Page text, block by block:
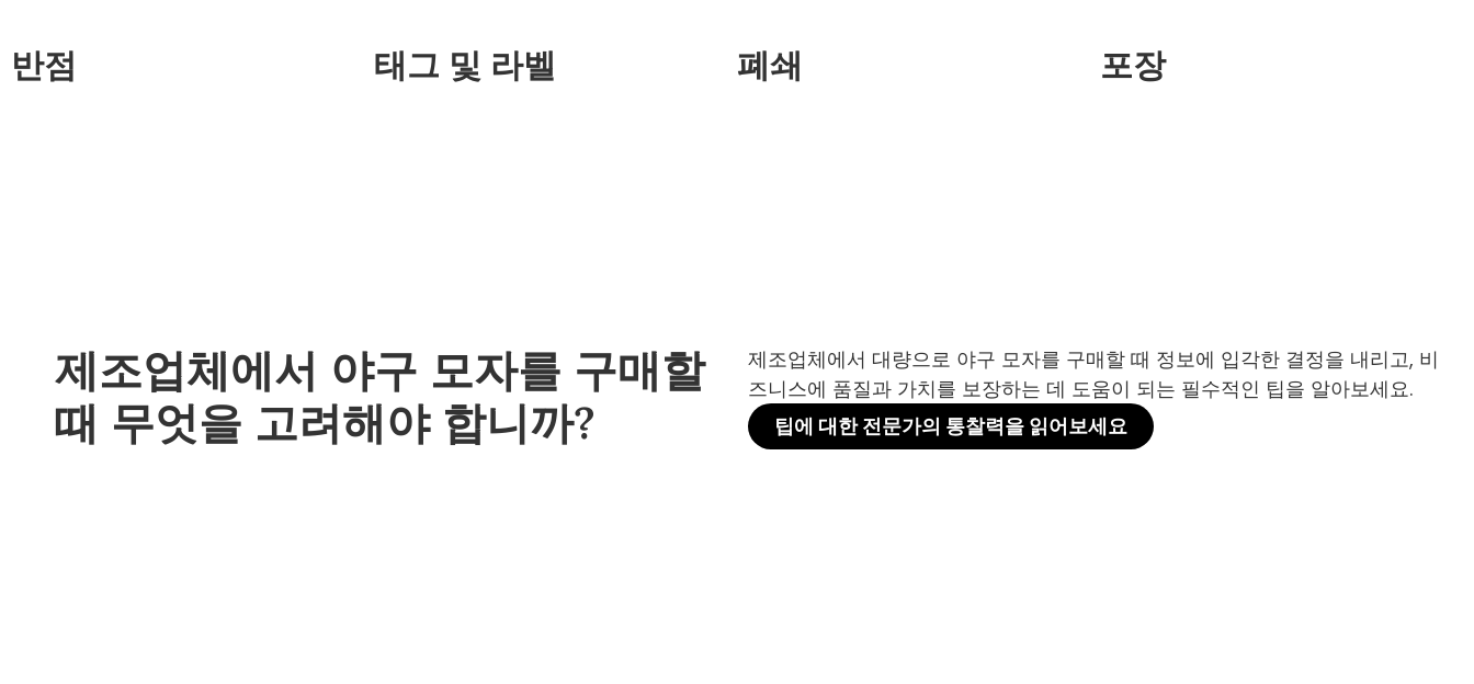
반점 태그 및 라벨 폐쇄 포장
제조업체에서 야구 모자를 구매할
때 무엇을 고려해야 합니까?
제조업체에서 대량으로 야구 모자를 구매할 때 정보에 입각한 결정을 내리고, 비
즈니스에 품질과 가치를 보장하는 데 도움이 되는 필수적인 팁을 알아보세요.
팁에 대한 전문가의 통찰력을 읽어보세요